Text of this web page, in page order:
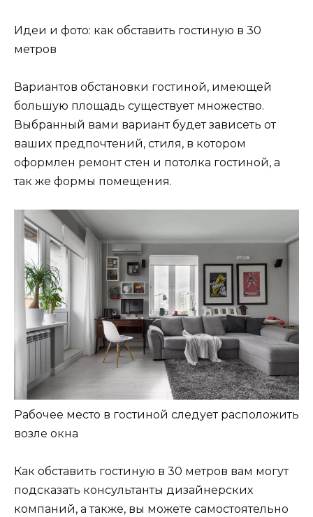
Идеи и фото: как обставить гостиную в 30
метров
Вариантов обстановки гостиной, имеющей
большую площадь существует множество.
Выбранный вами вариант будет зависеть от
ваших предпочтений, стиля, в котором
оформлен ремонт стен и потолка гостиной, а
так же формы помещения.
Рабочее место в гостиной следует расположить
возле окна
Как обставить гостиную в 30 метров вам могут
подсказать консультанты дизайнерских
компаний, а также, вы можете самостоятельно